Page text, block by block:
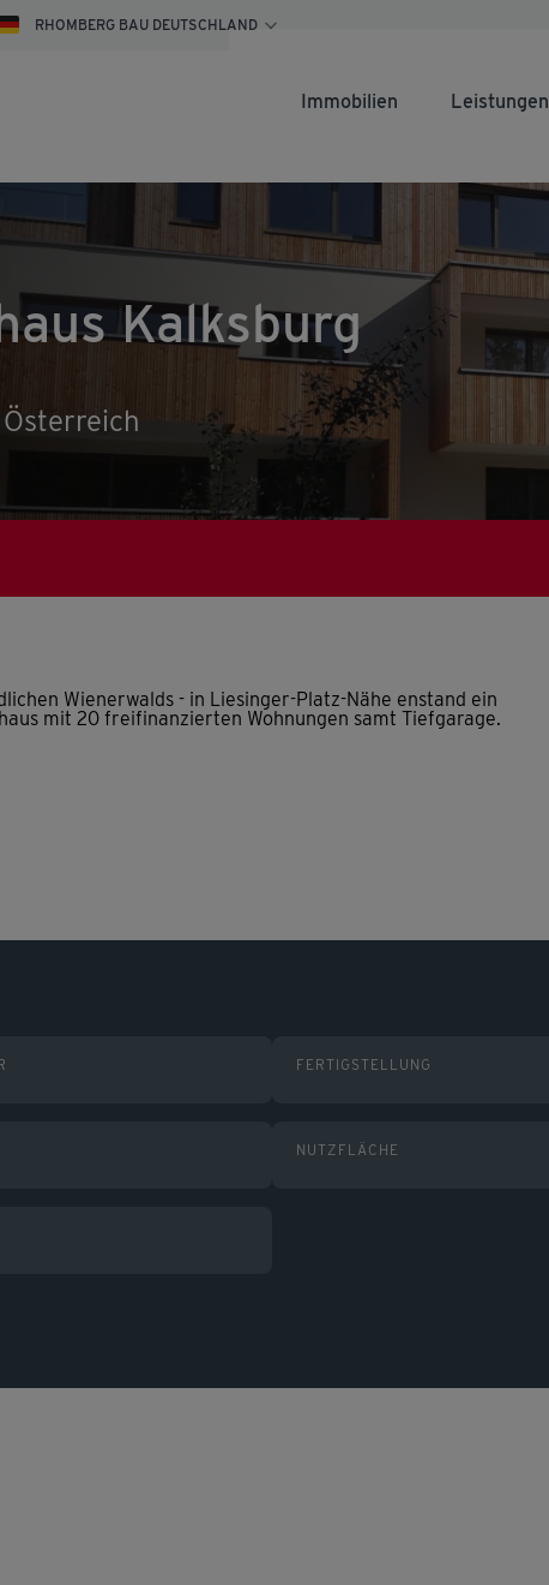
RHOMBERG BAU DEUTSCHLAND
Immobilien Leistungen
Kalksburg
Wienerwalds - in Liesinger-Platz-Nähe enstand ein
mit 20 freifinanzierten Wohnungen samt Tiefgarage.
FERTIGSTELLUNG
NUTZFLÄCHE